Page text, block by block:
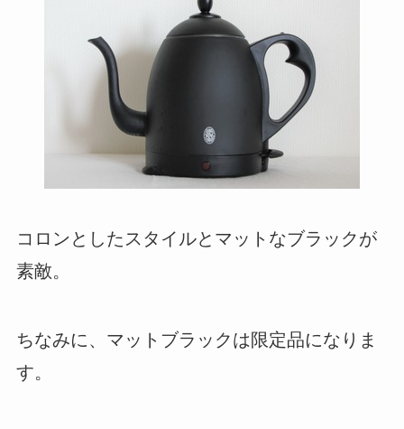
コロンとしたスタイルとマットなブラックが
素敵。
ちなみに、マットブラックは限定品になりま
す。